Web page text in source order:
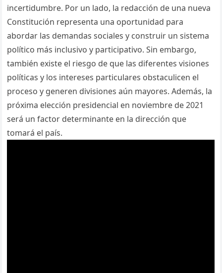
incertidumbre. Por un lado, la redacción de una nueva
Constitución representa una oportunidad para
abordar las demandas sociales y construir un sistema
político más inclusivo y participativo. Sin embargo,
también existe el riesgo de que las diferentes visiones
políticas y los intereses particulares obstaculicen el
proceso y generen divisiones aún mayores. Además, la
próxima elección presidencial en noviembre de 2021
será un factor determinante en la dirección que
tomará el país.